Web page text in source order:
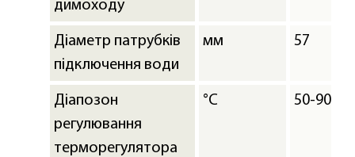
димоходу
Діаметр патрубків
підключення води
мм 57
Діапозон
регулювання
терморегулятора
°C 50-90